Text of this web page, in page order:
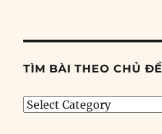
TÌM BÀI THEO CHỦ ĐỀ
Tìm